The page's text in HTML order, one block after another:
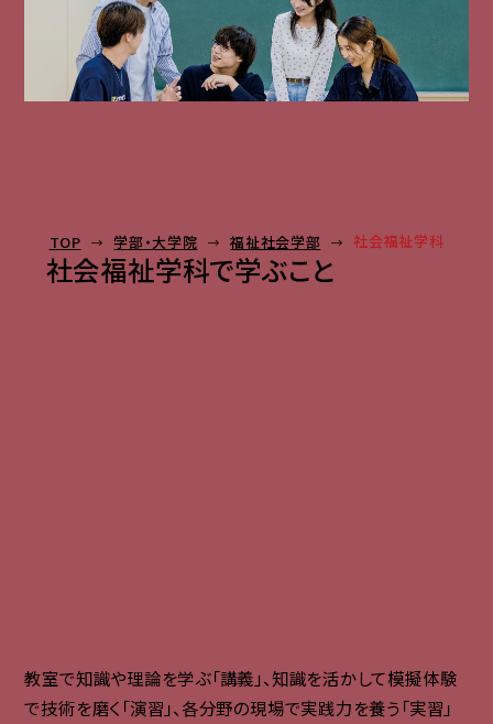
TOP 学部・大学院 福祉社会学部 社会福祉学科
社会福祉学科で学ぶこと
教室で知識や理論を学ぶ「講義」、知識を活かして模擬体験
で技術を磨く「演習」、各分野の現場で実践力を養う「実習」